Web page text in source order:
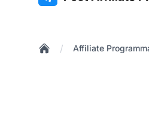
/ Affiliate